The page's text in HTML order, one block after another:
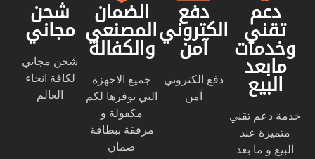
شحن
مجاني
شحن مجاني
لكافة انحاء
العالم
الضمان
المصنعي
والكفالة
جميع الاجهزة
التي نوفرها لكم
مكفولة و
مرفقة ببطاقة
ضمان
دفع
الكتروني
آمن
دفع الكتروني
آمن
دعم
تقني
وخدمات
مابعد
البيع
خدمة دعم تقني
متميزة عند
البيع و ما بعد